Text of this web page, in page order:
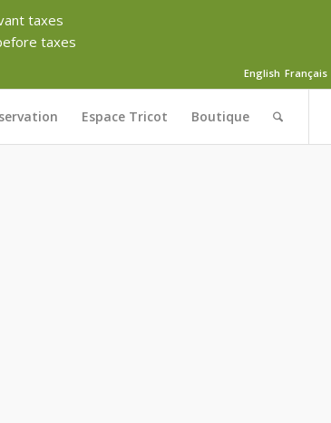
taxes
taxes
English Français
Espace Tricot Boutique